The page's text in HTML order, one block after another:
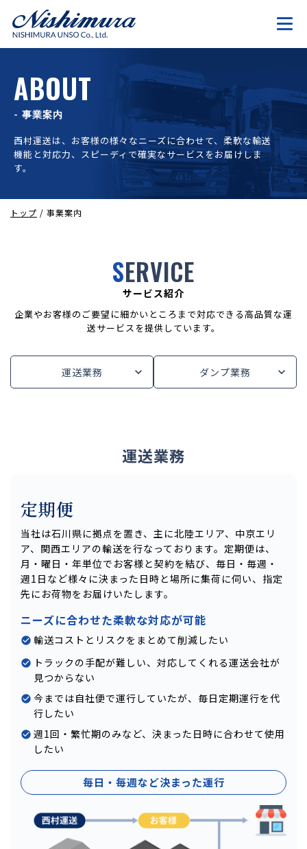
ABOUT
- 事業案内
西村運送は、お客様の様々なニーズに合わせて、柔軟な輸送
機能と対応力、スピーディで確実なサービスをお届けしま
す。
トップ / 事業案内
SERVICE
サービス紹介
企業やお客様のご要望に細かいところまで対応できる高品質な運
送サービスを提供しています。
運送業務 ダンプ業務
運送業務
定期便
当社は石川県に拠点を置き、主に北陸エリア、中京エリ
ア、関西エリアの輸送を行なっております。定期便は、
月・曜日・年単位でお客様と契約を結び、毎日・毎週・
週1日など様々に決まった日時と場所に集荷に伺い、指定
先にお荷物をお届けいたします。
ニーズに合わせた柔軟な対応が可能
輸送コストとリスクをまとめて削減したい
トラックの手配が難しい、対応してくれる運送会社が
見つからない
今までは自社便で運行していたが、毎日定期運行を代
行したい
週1回・繁忙期のみなど、決まった日時に合わせて使用
したい
毎日・毎週など決まった運行